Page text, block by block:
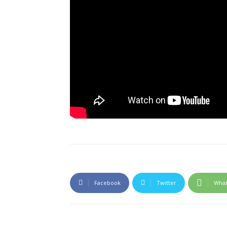
Facebook Twitter